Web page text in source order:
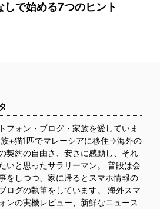
しで始める7つのヒント
フォン・ブログ・家族を愛していま
+猫1匹でマレーシアに移住→海外の
契約の自由さ、安さに感動し、それ
いと思ったサラリーマン。 普段は会
をしつつ、家に帰るとスマホ情報の
ログの執筆をしています。 海外スマ
ンの実機レビュー、新鮮なニュース